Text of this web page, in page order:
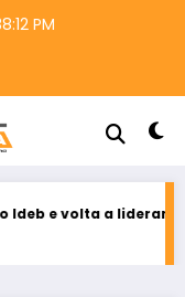
PM
educação